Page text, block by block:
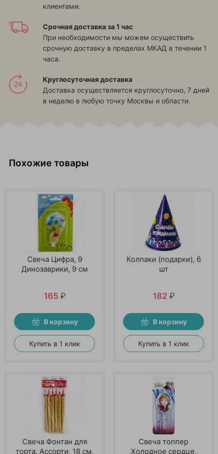
клиентами.
Срочная доставка за 1 час
При необходимости мы можем осуществить
срочную доставку в пределах МКАД в течении 1
часа.
Круглосуточная доставка
Доставка осуществляется круглосуточно, 7 дней
в неделю в любую точку Москвы и области.
Похожие товары
Свеча Цифра, 9
Динозаврики, 9 см
165 ₽
В корзину
Купить в 1 клик
Колпаки (подарки), 6
шт
182 ₽
В корзину
Купить в 1 клик
Свеча Фонтан для
торта, Ассорти, 18 см,
Свеча топпер
Холодное сердце,